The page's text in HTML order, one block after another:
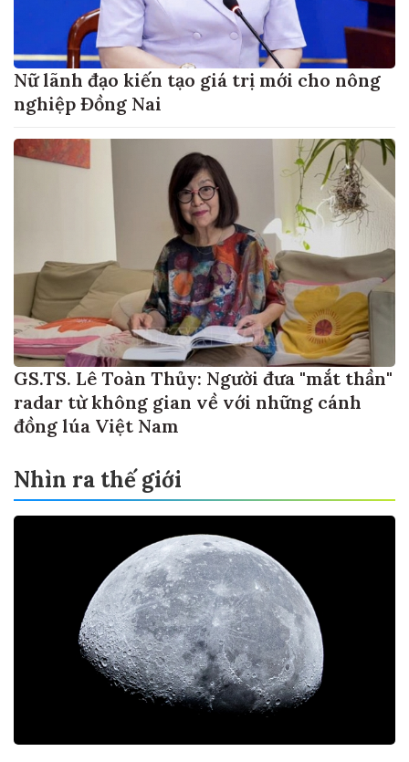
Nữ lãnh đạo kiến tạo giá trị mới cho nông
nghiệp Đồng Nai
GS.TS. Lê Toàn Thủy: Người đưa "mắt thần"
radar từ không gian về với những cánh
đồng lúa Việt Nam
Nhìn ra thế giới